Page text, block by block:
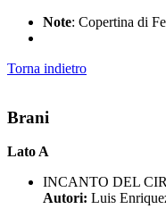
Note: Copertina di
Torna indietro
Brani
Lato A
INCANTO DEL
Autori: Luis